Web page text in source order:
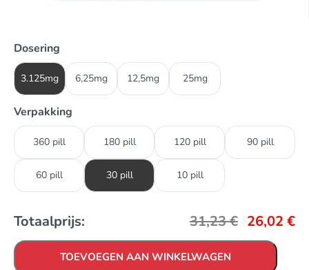
Dosering
3.125mg 6,25mg 12,5mg 25mg
Verpakking
360 pill 180 pill 120 pill 90 pill
60 pill 30 pill 10 pill
Totaalprijs: 31,23€ 26,02 €
TOEVOEGEN AAN WINKELWAGEN